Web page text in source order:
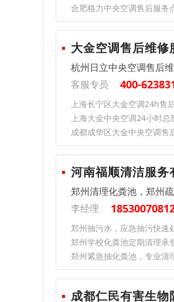
合肥格力中央空调售后服务
大金空调售后维修
杭州日立中央空调售后
客服专员
400-
上海长宁区大金空调24h售
上海大金中央空调24小时
成都成华区大金中央空调
河南福顺清洁服务
郑州清理化粪池，郑州
李经理
郑州抽污水，应急抽污快速
郑州学校化粪池定期清理承
郑州紧急抽化粪池，专业清
成都仁民有害生物